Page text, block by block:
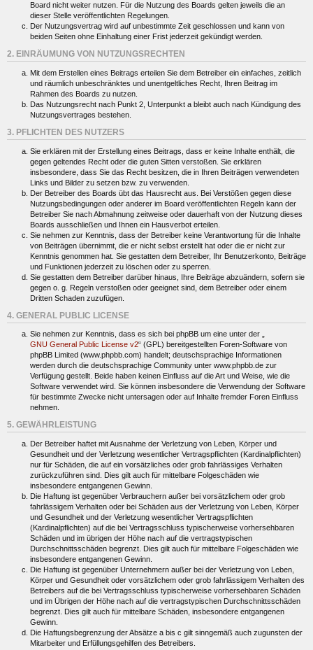
Board nicht weiter nutzen. Für die Nutzung des Boards gelten jeweils die an
dieser Stelle veröffentlichten Regelungen.
Der Nutzungsvertrag wird auf unbestimmte Zeit geschlossen und kann von
beiden Seiten ohne Einhaltung einer Frist jederzeit gekündigt werden.
2. EINRÄUMUNG VON NUTZUNGSRECHTEN
Mit dem Erstellen eines Beitrags erteilen Sie dem Betreiber ein einfaches, zeitlich
und räumlich unbeschränktes und unentgeltliches Recht, Ihren Beitrag im
Rahmen des Boards zu nutzen.
Das Nutzungsrecht nach Punkt 2, Unterpunkt a bleibt auch nach Kündigung des
Nutzungsvertrages bestehen.
3. PFLICHTEN DES NUTZERS
Sie erklären mit der Erstellung eines Beitrags, dass er keine Inhalte enthält, die
gegen geltendes Recht oder die guten Sitten verstoßen. Sie erklären
insbesondere, dass Sie das Recht besitzen, die in Ihren Beiträgen verwendeten
Links und Bilder zu setzen bzw. zu verwenden.
Der Betreiber des Boards übt das Hausrecht aus. Bei Verstößen gegen diese
Nutzungsbedingungen oder anderer im Board veröffentlichten Regeln kann der
Betreiber Sie nach Abmahnung zeitweise oder dauerhaft von der Nutzung dieses
Boards ausschließen und Ihnen ein Hausverbot erteilen.
Sie nehmen zur Kenntnis, dass der Betreiber keine Verantwortung für die Inhalte
von Beiträgen übernimmt, die er nicht selbst erstellt hat oder die er nicht zur
Kenntnis genommen hat. Sie gestatten dem Betreiber, Ihr Benutzerkonto, Beiträge
und Funktionen jederzeit zu löschen oder zu sperren.
Sie gestatten dem Betreiber darüber hinaus, Ihre Beiträge abzuändern, sofern sie
gegen o. g. Regeln verstoßen oder geeignet sind, dem Betreiber oder einem
Dritten Schaden zuzufügen.
4. GENERAL PUBLIC LICENSE
Sie nehmen zur Kenntnis, dass es sich bei phpBB um eine unter der „
GNU General Public License v2“ (GPL) bereitgestellten Foren-Software von
phpBB Limited (www.phpbb.com) handelt; deutschsprachige Informationen
werden durch die deutschsprachige Community unter www.phpbb.de zur
Verfügung gestellt. Beide haben keinen Einfluss auf die Art und Weise, wie die
Software verwendet wird. Sie können insbesondere die Verwendung der Software
für bestimmte Zwecke nicht untersagen oder auf Inhalte fremder Foren Einfluss
nehmen.
5. GEWÄHRLEISTUNG
Der Betreiber haftet mit Ausnahme der Verletzung von Leben, Körper und
Gesundheit und der Verletzung wesentlicher Vertragspflichten (Kardinalpflichten)
nur für Schäden, die auf ein vorsätzliches oder grob fahrlässiges Verhalten
zurückzuführen sind. Dies gilt auch für mittelbare Folgeschäden wie
insbesondere entgangenen Gewinn.
Die Haftung ist gegenüber Verbrauchern außer bei vorsätzlichem oder grob
fahrlässigem Verhalten oder bei Schäden aus der Verletzung von Leben, Körper
und Gesundheit und der Verletzung wesentlicher Vertragspflichten
(Kardinalpflichten) auf die bei Vertragsschluss typischerweise vorhersehbaren
Schäden und im übrigen der Höhe nach auf die vertragstypischen
Durchschnittsschäden begrenzt. Dies gilt auch für mittelbare Folgeschäden wie
insbesondere entgangenen Gewinn.
Die Haftung ist gegenüber Unternehmern außer bei der Verletzung von Leben,
Körper und Gesundheit oder vorsätzlichem oder grob fahrlässigem Verhalten des
Betreibers auf die bei Vertragsschluss typischerweise vorhersehbaren Schäden
und im Übrigen der Höhe nach auf die vertragstypischen Durchschnittsschäden
begrenzt. Dies gilt auch für mittelbare Schäden, insbesondere entgangenen
Gewinn.
Die Haftungsbegrenzung der Absätze a bis c gilt sinngemäß auch zugunsten der
Mitarbeiter und Erfüllungsgehilfen des Betreibers.